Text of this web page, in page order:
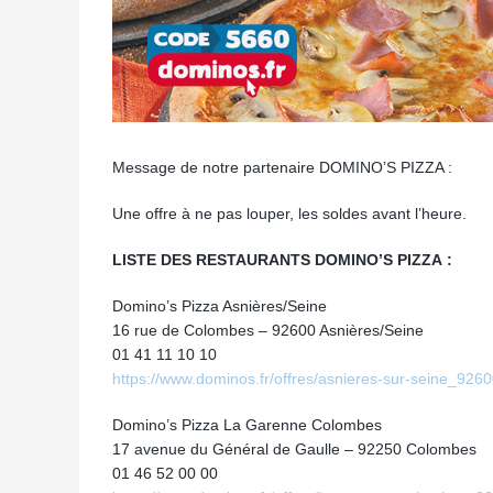
Message de notre partenaire DOMINO’S PIZZA :
Une offre à ne pas louper, les soldes avant l’heure.
LISTE DES RESTAURANTS DOMINO’S PIZZA :
Domino’s Pizza Asnières/Seine
16 rue de Colombes – 92600 Asnières/Seine
01 41 11 10 10
https://www.dominos.fr/offres/asnieres-sur-
Domino’s Pizza La Garenne Colombes
17 avenue du Général de Gaulle – 92250 Colombes
01 46 52 00 00